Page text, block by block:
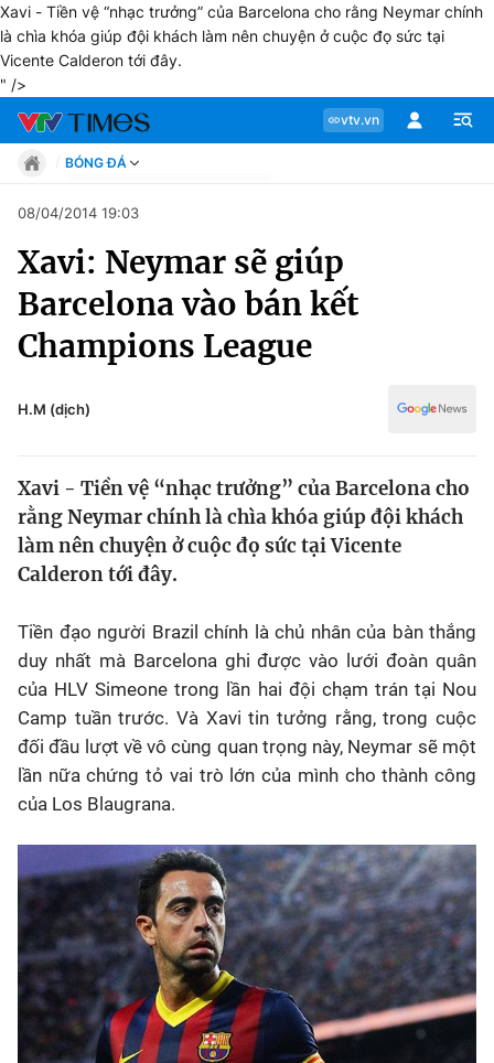
Xavi - Tiền vệ “nhạc trưởng” của Barcelona cho rằng Neymar chính
là chìa khóa giúp đội khách làm nên chuyện ở cuộc đọ sức tại
Vicente Calderon tới đây.
" />
vtv.vn
Chuyên mục
Tin tức
Chân dung
Sự kiện
Bóng đá
Thể thao Điện tử
Các môn khác
Bên lề
BÓNG ĐÁ
Move
Phong cách
Chân dung
Sự kiện
Bóng đá
Thể thao điện tử
08/04/2014 19:03
Xavi: Neymar sẽ giúp
Barcelona vào bán kết
Champions League
H.M (dịch)
Xavi - Tiền vệ “nhạc trưởng” của Barcelona cho
rằng Neymar chính là chìa khóa giúp đội khách
làm nên chuyện ở cuộc đọ sức tại Vicente
Calderon tới đây.
Tiền đạo người Brazil chính là chủ nhân của bàn thắng
duy nhất mà Barcelona ghi được vào lưới đoàn quân
của HLV Simeone trong lần hai đội chạm trán tại Nou
Camp tuần trước. Và Xavi tin tưởng rằng, trong cuộc
đối đầu lượt về vô cùng quan trọng này, Neymar sẽ một
lần nữa chứng tỏ vai trò lớn của mình cho thành công
của Los Blaugrana.